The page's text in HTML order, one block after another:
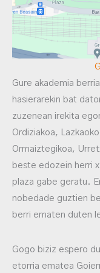
Gure akademia
hasierarekin bat
zuzenean irekita
Ordiziakoa,
Ormaiztegikoa,
beste edozein herri
plaza gabe geratu.
nobedade guztien
berri ematen duten
Gogo biziz espero
etorria ematea